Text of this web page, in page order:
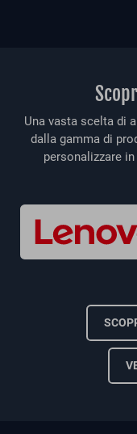
Una vasta scelta di
dalla gamma di
personalizzare